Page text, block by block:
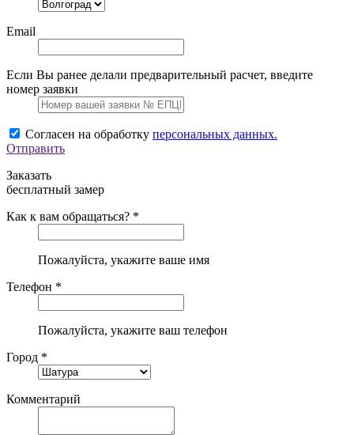
Email
Если Вы ранее делали предварительный расчет, введите
номер заявки
Согласен на обработку персональных данных.
Отправить
Заказать
бесплатный замер
Как к вам обращаться? *
Пожалуйста, укажите ваше имя
Телефон *
Пожалуйста, укажите ваш телефон
Город *
Комментарий